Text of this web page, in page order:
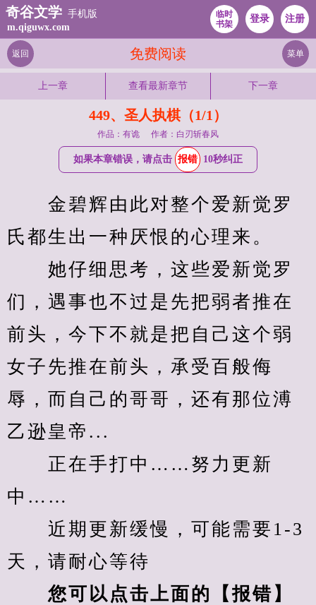
奇谷文学 手机版
m.qiguwx.com
临时
书架
登录 注册
免费阅读
返回 菜单
上一章 查看最新章节 下一章
449、圣人执棋（1/1）
作品：有诡 作者：白刃斩春风
如果本章错误，请点击 报错 10秒纠正
金碧辉由此对整个爱新觉罗
氏都生出一种厌恨的心理来。
她仔细思考，这些爱新觉罗
们，遇事也不过是先把弱者推在
前头，今下不就是把自己这个弱
女子先推在前头，承受百般侮
辱，而自己的哥哥，还有那位溥
乙逊皇帝...
正在手打中……努力更新
中……
近期更新缓慢，可能需要1-3
天，请耐心等待
您可以点击上面的【报错】